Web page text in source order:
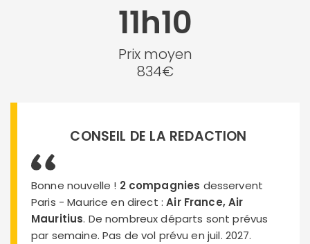
11h10
Prix moyen
834€
CONSEIL DE LA REDACTION
Bonne nouvelle ! 2 compagnies desservent
Paris - Maurice en direct :Air France, Air
Mauritius. De nombreux départs sont prévus
par semaine. Pas de vol prévu en juil. 2027.